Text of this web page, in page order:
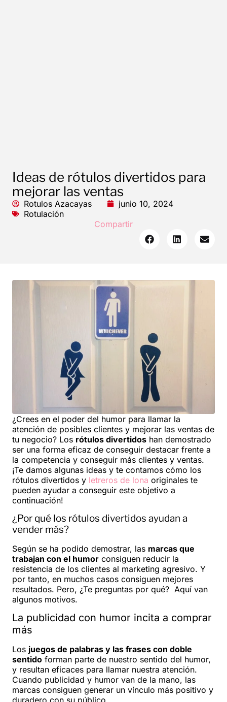
Ideas de rótulos divertidos para
mejorar las ventas
Rotulos Azacayas
junio 10, 2024
Rotulación
Compartir
¿Crees en el poder del humor para llamar la
atención de posibles clientes y mejorar las ventas de
tu negocio? Los rótulos divertidos han demostrado
ser una forma eficaz de conseguir destacar frente a
la competencia y conseguir más clientes y ventas.
¡Te damos algunas ideas y te contamos cómo los
rótulos divertidos y letreros de lona originales te
pueden ayudar a conseguir este objetivo a
continuación!
¿Por qué los rótulos divertidos ayudan a
vender más?
Según se ha podido demostrar, las marcas que
trabajan con el humor consiguen reducir la
resistencia de los clientes al marketing agresivo. Y
por tanto, en muchos casos consiguen mejores
resultados. Pero, ¿Te preguntas por qué? Aquí van
algunos motivos.
La publicidad con humor incita a comprar
más
Los juegos de palabras y las frases con doble
sentido forman parte de nuestro sentido del humor,
y resultan eficaces para llamar nuestra atención.
Cuando publicidad y humor van de la mano, las
marcas consiguen generar un vínculo más positivo y